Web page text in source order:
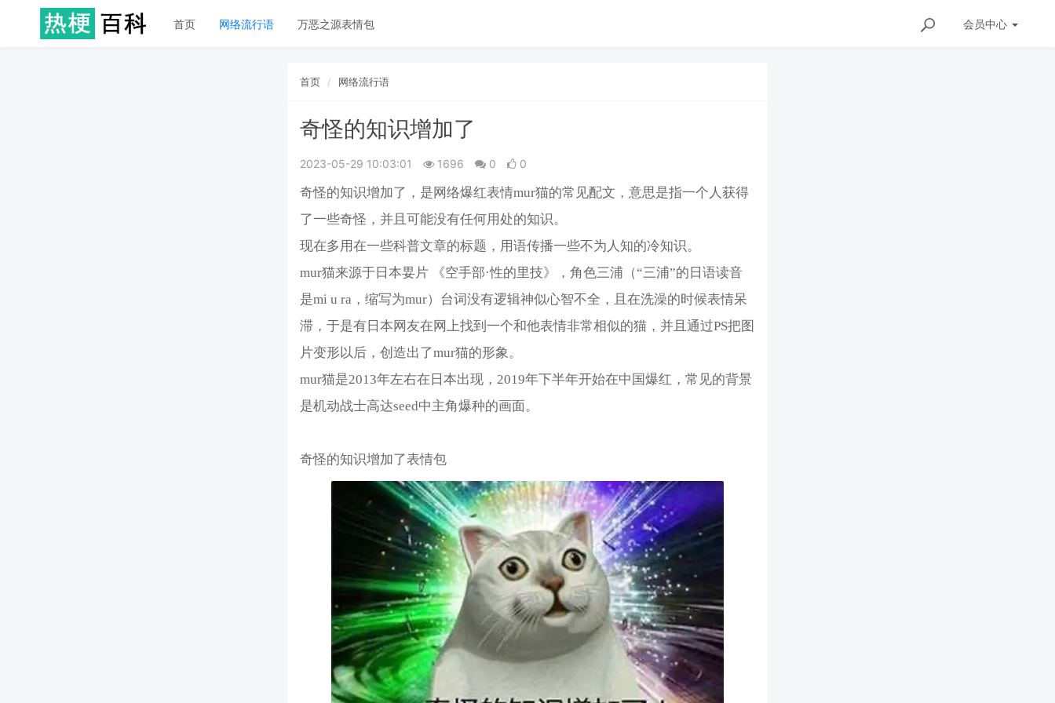
首页 网络流行语 万恶之源表情包 会员中心
首页 网络流行语
奇‌‌‌‌‌‌‌‌‌‌怪的知识增加了
2023-05-29 10:03:01 1696 0 0
奇‌‌‌‌‌‌‌‌‌‌怪的知识增加了，是网络爆红表情mur猫的常见配文，意思是指一个人获得
了一些奇怪，并且可能没有任何用处的知识。
现在多用在一些科普文章的标题，用语传播一些不为人知的冷知识。
mur猫来源于日本㚻片 《空手部·性的里技》，角色三浦（“三浦”的日语读音
是mi u ra，缩写为mur）台词没有逻辑神似心智不全，且在洗澡的时候表情呆
滞，于是有日本网友在网上找到一个和他表情非常相似的猫，并且通过PS把图
片变形以后，创造出了mur猫的形象。
mur猫是2013年左右在日本出现，2019年下半年开始在中国爆红，常见的背景
是机动战士高达seed中主角爆种的画面。
奇怪的知识增加了表情包